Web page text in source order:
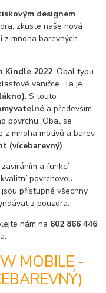
designem.
zkuste naše nová
z mnoha barevných
Kindle 2022. Obal typu
vaničce. Ta je
. S touto
a především
povrchu. Obal se
z mnoha motivů a barev.
(vícebarevný).
a funkcí
povrchovou
přístupné všechny
z pouzdra.
nám na 602 866 446
MOBILE -